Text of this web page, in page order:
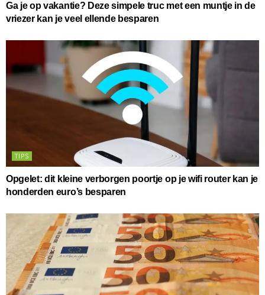
Ga je op vakantie? Deze simpele truc met een muntje in de
vriezer kan je veel ellende besparen
TIPS
Opgelet: dit kleine verborgen poortje op je wifi router kan je
honderden euro’s besparen